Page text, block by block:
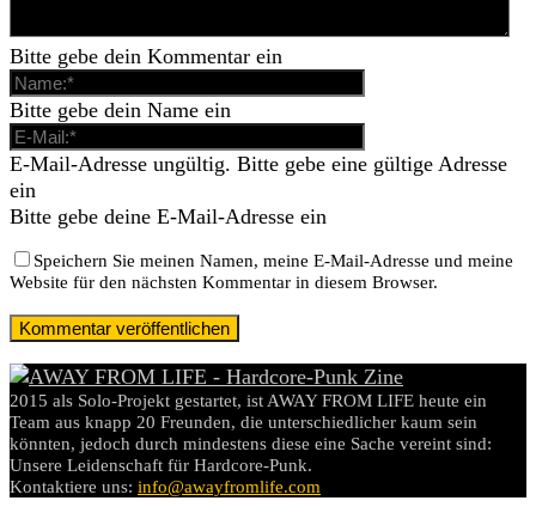
Bitte gebe dein Kommentar ein
Bitte gebe dein Name ein
E-Mail-Adresse ungültig. Bitte gebe eine gültige Adresse
ein
Bitte gebe deine E-Mail-Adresse ein
Speichern Sie meinen Namen, meine E-Mail-Adresse und meine
Website für den nächsten Kommentar in diesem Browser.
2015 als Solo-Projekt gestartet, ist AWAY FROM LIFE heute ein
Team aus knapp 20 Freunden, die unterschiedlicher kaum sein
könnten, jedoch durch mindestens diese eine Sache vereint sind:
Unsere Leidenschaft für Hardcore-Punk.
Kontaktiere uns: info@awayfromlife.com